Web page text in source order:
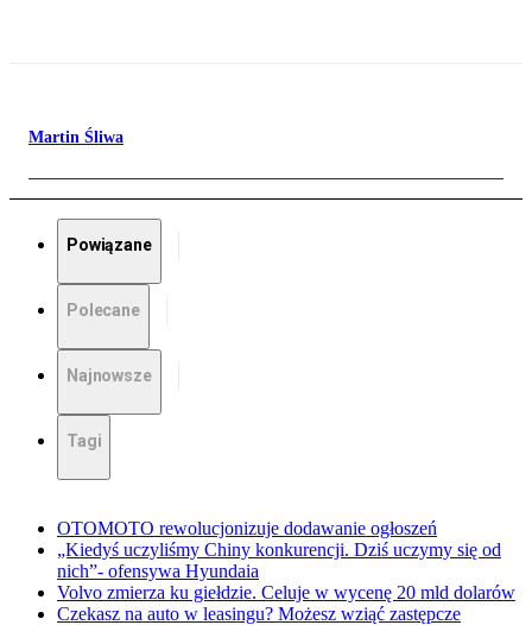
Martin Śliwa
Powiązane
Polecane
Najnowsze
Tagi
OTOMOTO rewolucjonizuje dodawanie ogłoszeń
„Kiedyś uczyliśmy Chiny konkurencji. Dziś uczymy się od
nich”- ofensywa Hyundaia
Volvo zmierza ku giełdzie. Celuje w wycenę 20 mld dolarów
Czekasz na auto w leasingu? Możesz wziąć zastępcze